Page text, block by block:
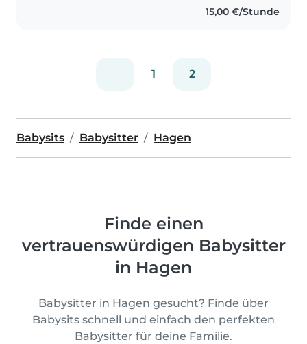
15,00 €/Stunde
1 2
Babysits Babysitter Hagen
Finde einen
vertrauenswürdigen Babysitter
in Hagen
Babysitter in Hagen gesucht? Finde über
Babysits schnell und einfach den perfekten
Babysitter für deine Familie.